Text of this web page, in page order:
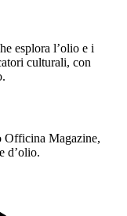
esplora l’olio e i
culturali, con
Officina Magazine,
d’olio.